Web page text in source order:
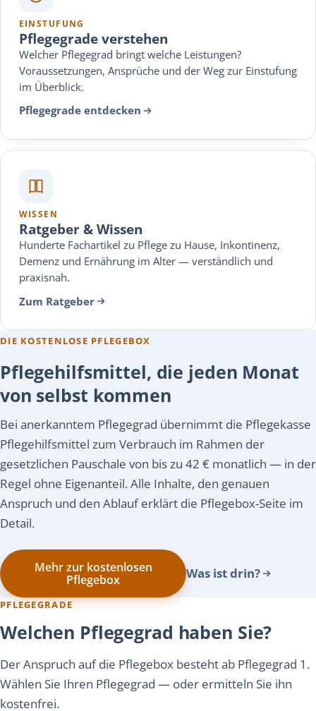
EINSTUFUNG
Pflegegrade verstehen
Welcher Pflegegrad bringt welche Leistungen?
Voraussetzungen, Ansprüche und der Weg zur Einstufung
im Überblick.
Pflegegrade entdecken
WISSEN
Ratgeber & Wissen
Hunderte Fachartikel zu Pflege zu Hause, Inkontinenz,
Demenz und Ernährung im Alter — verständlich und
praxisnah.
Zum Ratgeber
DIE KOSTENLOSE PFLEGEBOX
Pflegehilfsmittel, die jeden Monat
von selbst kommen
Bei anerkanntem Pflegegrad übernimmt die Pflegekasse
Pflegehilfsmittel zum Verbrauch im Rahmen der
gesetzlichen Pauschale von bis zu 42 € monatlich — in der
Regel ohne Eigenanteil. Alle Inhalte, den genauen
Anspruch und den Ablauf erklärt die Pflegebox-Seite im
Detail.
Mehr zur kostenlosen
Pflegebox
Was ist drin?
PFLEGEGRADE
Welchen Pflegegrad haben Sie?
Der Anspruch auf die Pflegebox besteht ab Pflegegrad 1.
Wählen Sie Ihren Pflegegrad — oder ermitteln Sie ihn
kostenfrei.